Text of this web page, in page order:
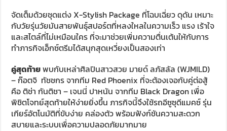
จัดเต็มด้วยชุดแต่ง X-Stylish Package ที่โฉบเฉี่ยว ดุดัน เหมาะ
กับวัยรุ่นวัยมันสายพันธุ์สปอร์ตที่หลงใหลในความเร็ว แรง เร้าใจ
และสไตล์ที่ไม่เหมือนใคร ที่จะมาช่วยเพิ่มความตื่นเต้นให้กับการ
ทำภารกิจเอ็กซ์ตรีมได้สนุกสุดเหวี่ยงเป็นสองเท่า
คู่สุดท้ายพบกับเหล่าศิลปินสาวสวย มายด์ ลภัสลัล (WJMILD)
– ก๊อตจิ ทัชชกร จากทีม Red Phoenix ที่จะต้องเจอกับคู่ต่อสู้
คือ ติช่า กันติชา – เจนนี่ ปาหนัน จากทีม Black Dragon เพื่อ
พิชิตโจทย์สุดท้ายให้ง่ายยิ่งขึ้น ภารกิจนี้จึงใช้รถอีซูซุดีแมคซ์ รุ่น
เกียร์อัตโนมัติที่ขับง่าย คล่องตัว พร้อมฟังก์ชันความสะดวก
สบายและระบบเพื่อความปลอดภัยมากมาย